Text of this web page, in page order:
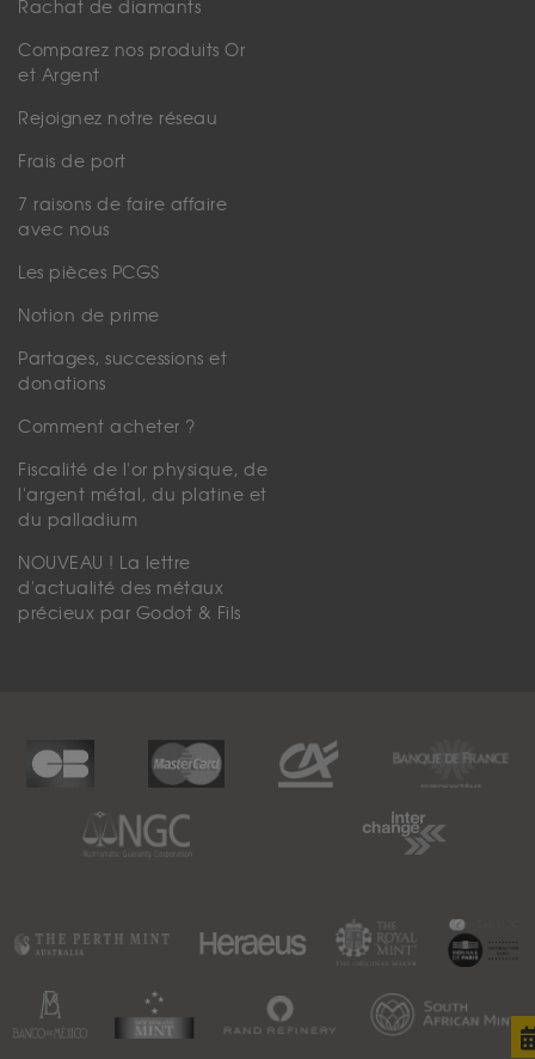
Rachat de diamants
Comparez nos produits Or
et Argent
Rejoignez notre réseau
Frais de port
7 raisons de faire affaire
avec nous
Les pièces PCGS
Notion de prime
Partages, successions et
donations
Comment acheter ?
Fiscalité de l'or physique, de
l'argent métal, du platine et
du palladium
NOUVEAU ! La lettre
d'actualité des métaux
précieux par Godot & Fils